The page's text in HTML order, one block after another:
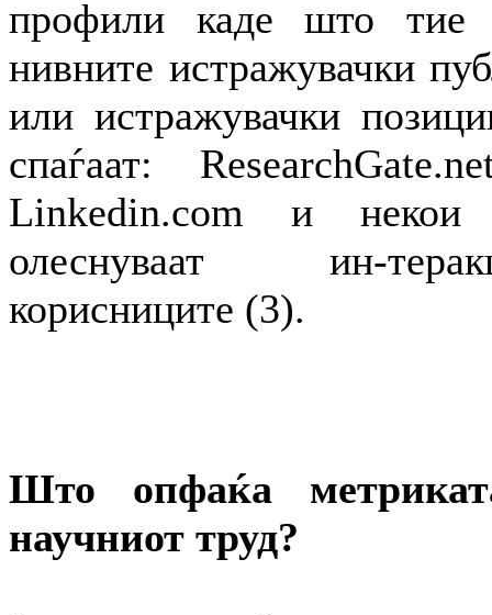
профили каде што тие
нивните истражувачки
или истражувачки
спаѓаат:
Linkedin.com и
олеснуваат ин-
корисниците (3).
Што опфаќа
научниот труд?